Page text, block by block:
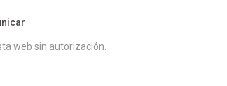
web sin autorización.